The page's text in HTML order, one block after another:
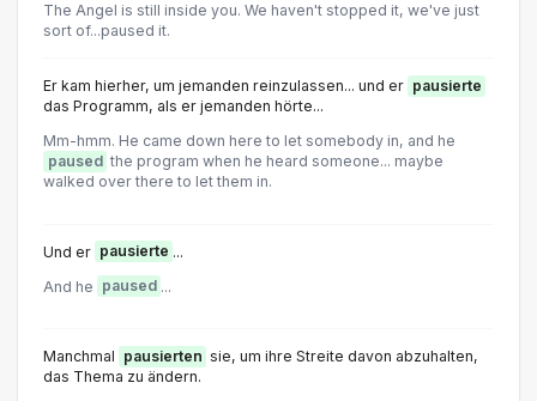
The Angel is still inside you. We haven't stopped it, we've just
sort of...paused it.
Er kam hierher, um jemanden reinzulassen... und er pausierte
das Programm, als er jemanden hörte...
Mm-hmm. He came down here to let somebody in, and he
paused the program when he heard someone... maybe
walked over there to let them in.
Und er pausierte ...
And he paused ...
Manchmal pausierten sie, um ihre Streite davon abzuhalten,
das Thema zu ändern.